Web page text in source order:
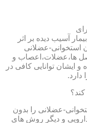
آسیب دیده بر اثر
استخوانی-عضلانی
ها،عضلات،اعصاب و
ایشان توانایی کافی در
دارد.
عضلانی را بدون
و دیگر روش های